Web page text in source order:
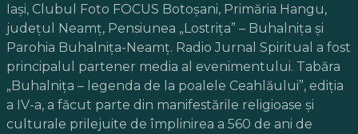
Iaşi, Clubul Foto FOCUS Botoşani, Primăria Hangu,
judeţul Neamţ, Pensiunea „Lostriţa” – Buhalniţa şi
Parohia Buhalniţa-Neamţ. Radio Jurnal Spiritual a fost
principalul partener media al evenimentului. Tabăra
„Buhalniţa – legenda de la poalele Ceahlăului”, ediţia
a IV-a, a făcut parte din manifestările religioase şi
culturale prilejuite de împlinirea a 560 de ani de